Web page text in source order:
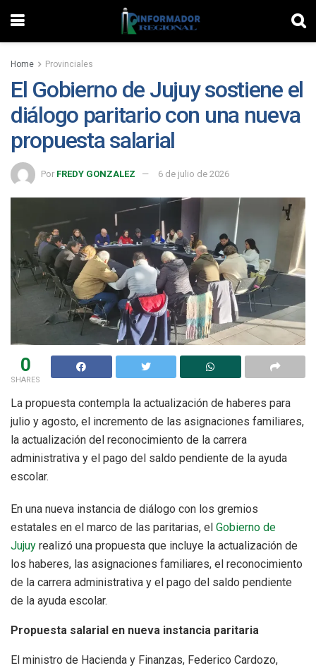
Home Provinciales
El Gobierno de Jujuy sostiene el
diálogo paritario con una nueva
propuesta salarial
Por FREDY GONZALEZ 6 de julio de 2026
0
SHARES
La propuesta contempla la actualización de haberes para
julio y agosto, el incremento de las asignaciones familiares,
la actualización del reconocimiento de la carrera
administrativa y el pago del saldo pendiente de la ayuda
escolar.
En una nueva instancia de diálogo con los gremios
estatales en el marco de las paritarias, el Gobierno de
Jujuy realizó una propuesta que incluye la actualización de
los haberes, las asignaciones familiares, el reconocimiento
de la carrera administrativa y el pago del saldo pendiente
de la ayuda escolar.
Propuesta salarial en nueva instancia paritaria
El ministro de Hacienda y Finanzas, Federico Cardozo,